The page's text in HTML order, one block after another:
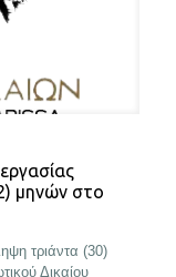
μηνών στο
τριάντα (30)
Δικαίου